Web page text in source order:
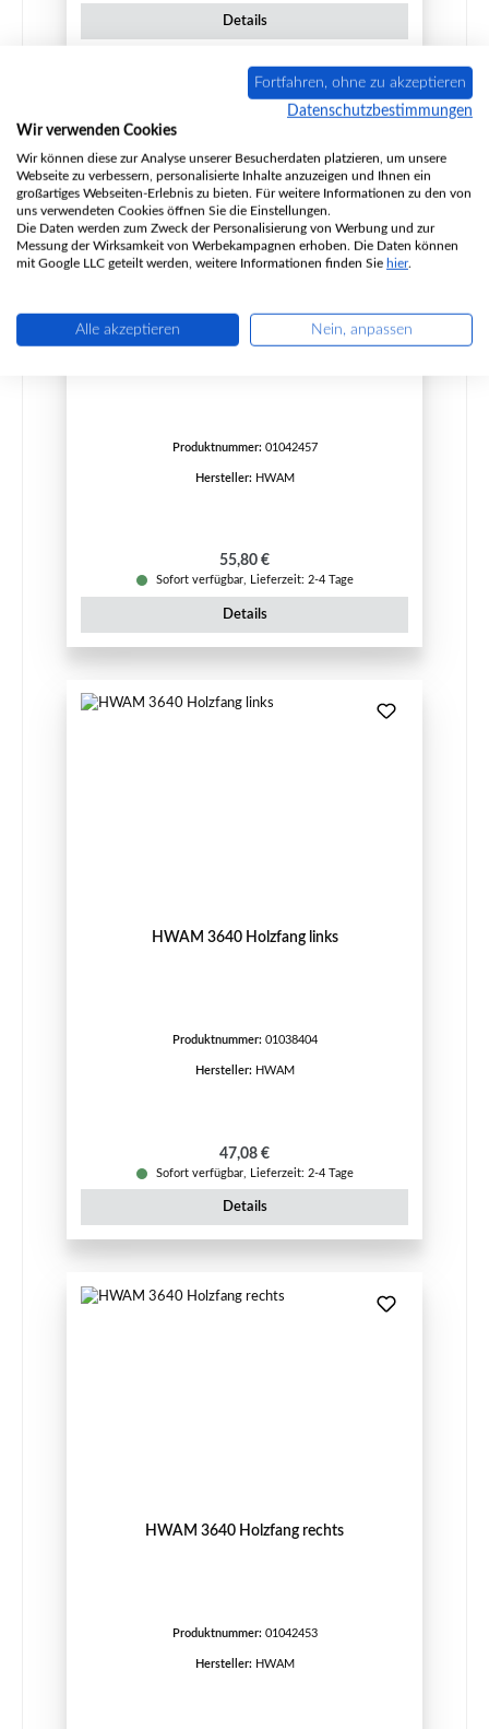
Details
HWAM 3640 Seitenstein links vorne
Produktnummer: 01042457
Hersteller: HWAM
Regulärer Preis:
55,80 €
Sofort verfügbar, Lieferzeit: 2-4 Tage
Details
HWAM 3640 Holzfang links
Produktnummer: 01038404
Hersteller: HWAM
Regulärer Preis:
47,08 €
Sofort verfügbar, Lieferzeit: 2-4 Tage
Details
HWAM 3640 Holzfang rechts
Produktnummer: 01042453
Hersteller: HWAM
Fortfahren, ohne zu akzeptieren
Datenschutzbestimmungen
Wir verwenden Cookies
Wir können diese zur Analyse unserer Besucherdaten platzieren, um unsere
Webseite zu verbessern, personalisierte Inhalte anzuzeigen und Ihnen ein
großartiges Webseiten-Erlebnis zu bieten. Für weitere Informationen zu den von
uns verwendeten Cookies öffnen Sie die Einstellungen.
Die Daten werden zum Zweck der Personalisierung von Werbung und zur
Messung der Wirksamkeit von Werbekampagnen erhoben. Die Daten können
mit Google LLC geteilt werden, weitere Informationen finden Sie hier.
Alle akzeptieren Nein, anpassen